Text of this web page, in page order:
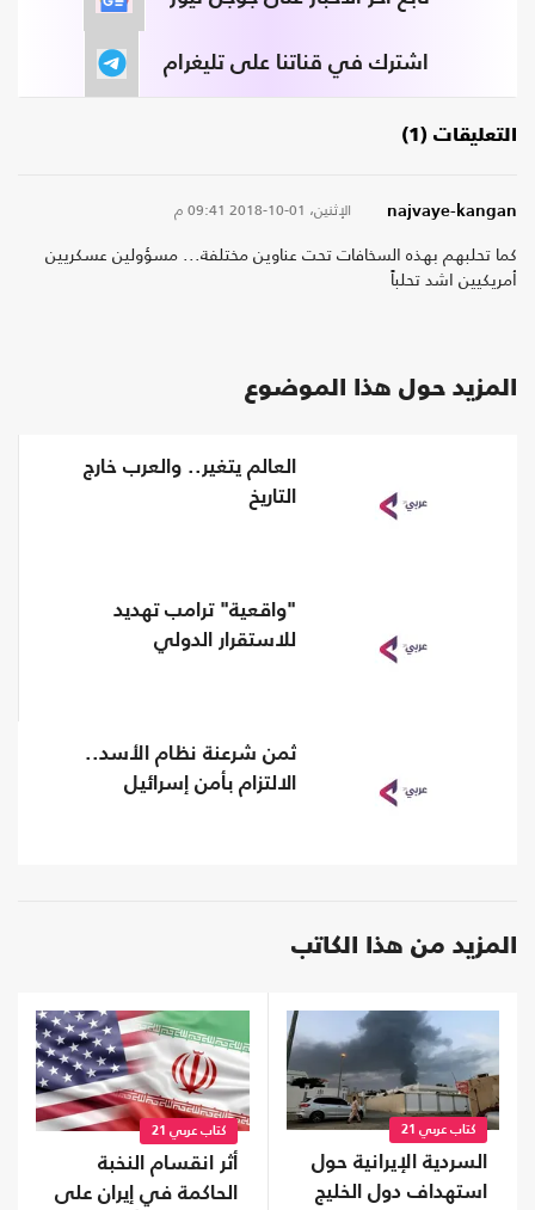
اشترك في قناتنا على تليغرام
التعليقات (1)
najvaye-kangan الإثنين، 01-10-2018 09:41 م
کما تحلبهم بهذه السخافات تحت عناوين مختلفة... مسؤولين عسكريين
أمريكيين اشد تحلباً
المزيد حول هذا الموضوع
العالم يتغير.. والعرب خارج
التاريخ
"واقعية" ترامب تهديد
للاستقرار الدولي
ثمن شرعنة نظام الأسد..
الالتزام بأمن إسرائيل
المزيد من هذا الكاتب
كتاب عربي 21
السردية الإيرانية حول
استهداف دول الخليج
كتاب عربي 21
أثر انقسام النخبة
الحاكمة في إيران على